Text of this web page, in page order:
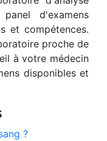
d'examens
et compétences.
proche de
à votre médecin
disponibles et
?